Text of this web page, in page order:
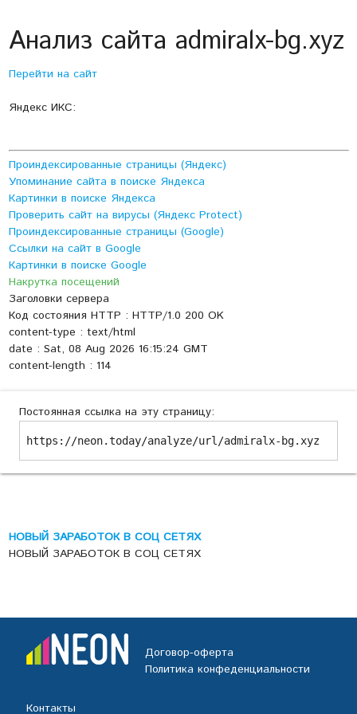
Анализ сайта admiralx-bg.xyz
Перейти на сайт
Яндекс ИКС:
Проиндексированные страницы (Яндекс)
Упоминание сайта в поиске Яндекса
Картинки в поиске Яндекса
Проверить сайт на вирусы (Яндекс Protect)
Проиндексированные страницы (Google)
Ссылки на сайт в Google
Картинки в поиске Google
Накрутка посещений
Заголовки сервера
Код состояния HTTP : HTTP/1.0 200 OK
content-type : text/html
date : Sat, 08 Aug 2026 16:15:24 GMT
content-length : 114
Постоянная ссылка на эту страницу:
https://neon.today/analyze/url/admiralx-bg.xyz
НОВЫЙ ЗАРАБОТОК В СОЦ СЕТЯХ
НОВЫЙ ЗАРАБОТОК В СОЦ СЕТЯХ
Договор-оферта
Политика конфеденциальности
Контакты